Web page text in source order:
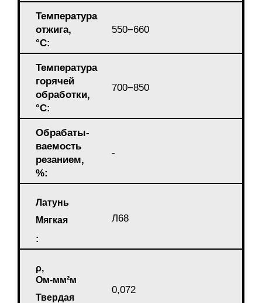
Температура
отжига,
°С:
550−660
Температура
горячей
обработки,
°C:
700−850
Обрабаты-
ваемость
резанием,
%:
-
Латунь
Мягкая
:
Л68
ρ,
Ом-мм²м
Твердая
0,072